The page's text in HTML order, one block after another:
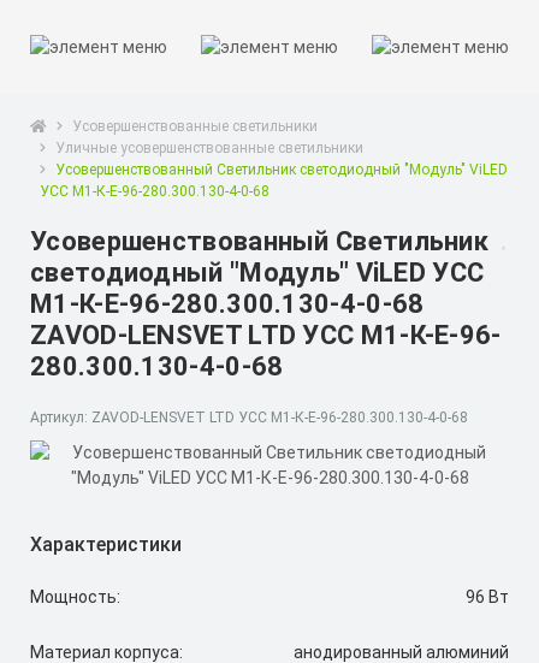
Усовершенствованные светильники
Уличные усовершенствованные светильники
Усовершенствованный Светильник светодиодный "Модуль" ViLED
УСС М1-К-Е-96-280.300.130-4-0-68
Усовершенствованный Светильник
светодиодный "Модуль" ViLED УСС
М1-К-Е-96-280.300.130-4-0-68
ZAVOD-LENSVET LTD УСС М1-К-Е-96-
280.300.130-4-0-68
Артикул: ZAVOD-LENSVET LTD УСС М1-К-Е-96-280.300.130-4-0-68
Характеристики
Мощность: 96 Вт
Материал корпуса: анодированный алюминий